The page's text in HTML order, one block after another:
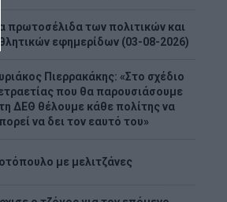
πρωτοσέλιδα των πολιτικών και
εφημερίδων (03-08-2026)
Πιερρακάκης: «Στο σχέδιο
που θα παρουσιάσουμε
ΔΕΘ θέλουμε κάθε πολίτης να
να δει τον εαυτό του»
με μελιτζάνες